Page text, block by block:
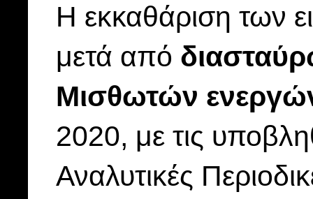
Η εκκαθάριση των
μετά από
Μισθωτών
2020, με τις
Αναλυτικές